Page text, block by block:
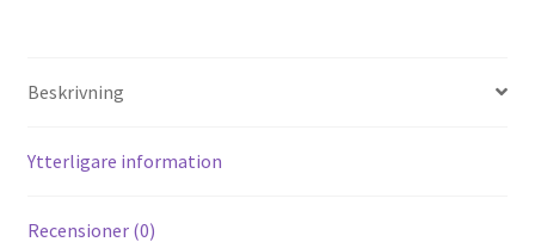
es di
t
k
Beskrivning
Ytterligare information
Recensioner (0)